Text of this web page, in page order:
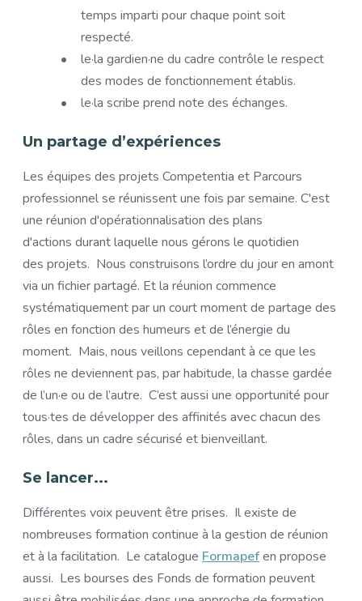
temps imparti pour chaque point soit
respecté.
le·la gardien·ne du cadre contrôle le respect
des modes de fonctionnement établis.
le·la scribe prend note des échanges.
Un partage d’expériences
Les équipes des projets Competentia et Parcours
professionnel se réunissent une fois par semaine. C'est
une réunion d'opérationnalisation des plans
d'actions durant laquelle nous gérons le quotidien
des projets. Nous construisons l’ordre du jour en amont
via un fichier partagé. Et la réunion commence
systématiquement par un court moment de partage des
rôles en fonction des humeurs et de l’énergie du
moment. Mais, nous veillons cependant à ce que les
rôles ne deviennent pas, par habitude, la chasse gardée
de l’un·e ou de l’autre. C’est aussi une opportunité pour
tous·tes de développer des affinités avec chacun des
rôles, dans un cadre sécurisé et bienveillant.
Se lancer...
Différentes voix peuvent être prises. Il existe de
nombreuses formation continue à la gestion de réunion
et à la facilitation. Le catalogue Formapefen propose
aussi. Les bourses des Fonds de formation peuvent